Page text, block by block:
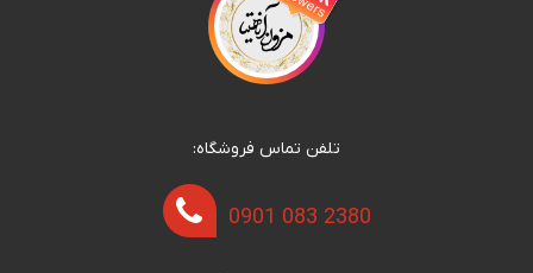
تلفن تماس فروشگاه:
0901 083 2380